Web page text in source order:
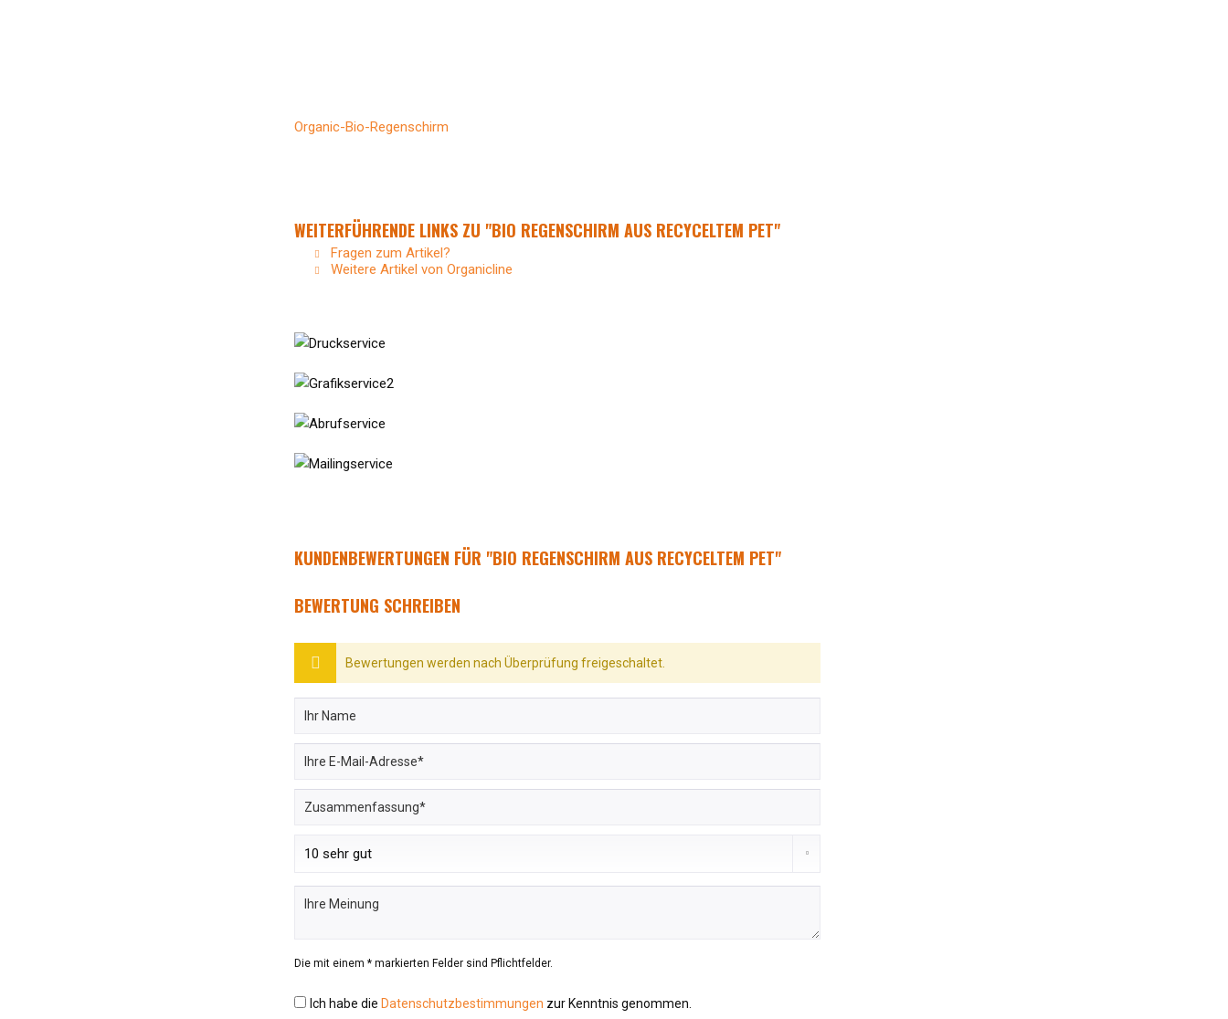
Organic-Bio-Regenschirm
WEITERFÜHRENDE LINKS ZU "BIO REGENSCHIRM AUS RECYCELTEM PET"
Fragen zum Artikel?
Weitere Artikel von Organicline
KUNDENBEWERTUNGEN FÜR "BIO REGENSCHIRM AUS RECYCELTEM PET"
BEWERTUNG SCHREIBEN
Bewertungen werden nach Überprüfung freigeschaltet.
Die mit einem * markierten Felder sind Pflichtfelder.
Ich habe die Datenschutzbestimmungen zur Kenntnis genommen.